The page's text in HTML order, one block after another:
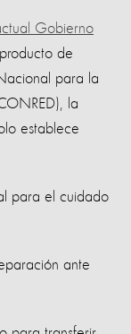
Gobierno
de
para la
la
establece
para el cuidado
ante